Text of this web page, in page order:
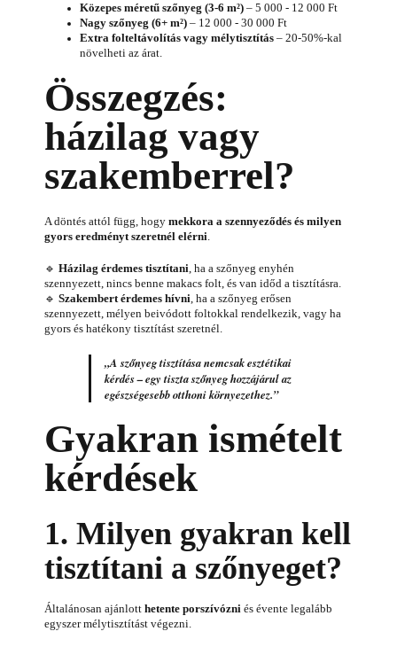
Közepes méretű szőnyeg (3-6 m²) – 5 000 - 12 000 Ft
Nagy szőnyeg (6+ m²) – 12 000 - 30 000 Ft
Extra folteltávolítás vagy mélytisztítás – 20-50%-kal
növelheti az árat.
Összegzés:
házilag vagy
szakemberrel?
A döntés attól függ, hogy mekkora a szennyeződés és milyen
gyors eredményt szeretnél elérni.
🔹 Házilag érdemes tisztítani, ha a szőnyeg enyhén
szennyezett, nincs benne makacs folt, és van időd a tisztításra.
🔹 Szakembert érdemes hívni, ha a szőnyeg erősen
szennyezett, mélyen beivódott foltokkal rendelkezik, vagy ha
gyors és hatékony tisztítást szeretnél.
„A szőnyeg tisztítása nemcsak esztétikai
kérdés – egy tiszta szőnyeg hozzájárul az
egészségesebb otthoni környezethez.”
Gyakran ismételt
kérdések
1. Milyen gyakran kell
tisztítani a szőnyeget?
Általánosan ajánlott hetente porszívózni és évente legalább
egyszer mélytisztítást végezni.